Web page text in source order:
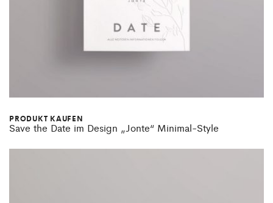
PRODUKT KAUFEN
Save the Date im Design „Jonte“ Minimal-Style